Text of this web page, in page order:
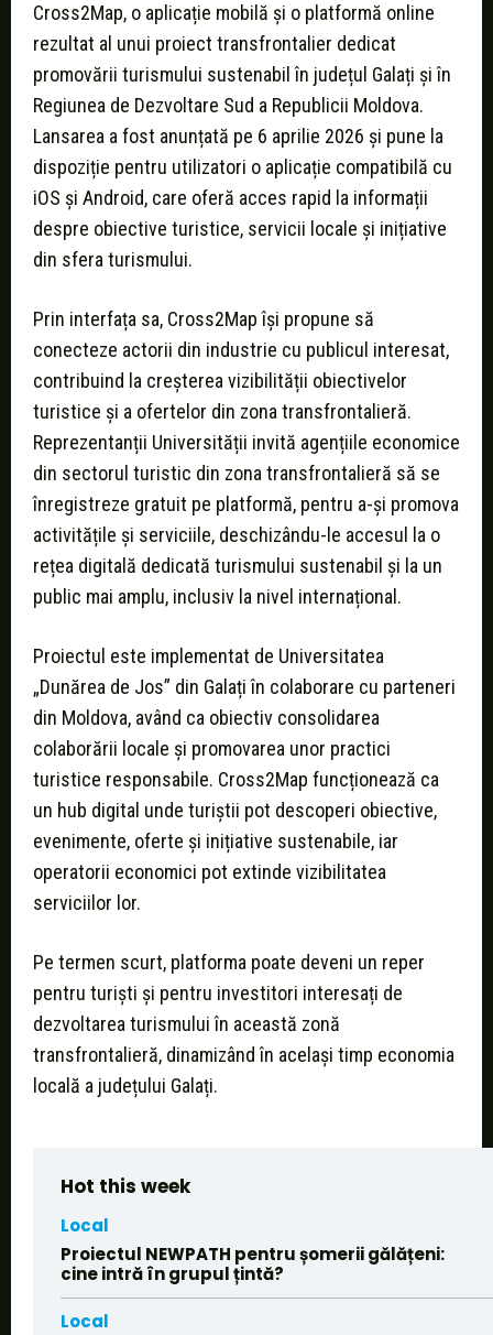
Cross2Map, o aplicație mobilă și o platformă online
rezultat al unui proiect transfrontalier dedicat
promovării turismului sustenabil în județul Galați și în
Regiunea de Dezvoltare Sud a Republicii Moldova.
Lansarea a fost anunțată pe 6 aprilie 2026 și pune la
dispoziție pentru utilizatori o aplicație compatibilă cu
iOS și Android, care oferă acces rapid la informații
despre obiective turistice, servicii locale și inițiative
din sfera turismului.
Prin interfața sa, Cross2Map își propune să
conecteze actorii din industrie cu publicul interesat,
contribuind la creșterea vizibilității obiectivelor
turistice și a ofertelor din zona transfrontalieră.
Reprezentanții Universității invită agențiile economice
din sectorul turistic din zona transfrontalieră să se
înregistreze gratuit pe platformă, pentru a-și promova
activitățile și serviciile, deschizându-le accesul la o
rețea digitală dedicată turismului sustenabil și la un
public mai amplu, inclusiv la nivel internațional.
Proiectul este implementat de Universitatea
„Dunărea de Jos” din Galați în colaborare cu parteneri
din Moldova, având ca obiectiv consolidarea
colaborării locale și promovarea unor practici
turistice responsabile. Cross2Map funcționează ca
un hub digital unde turiștii pot descoperi obiective,
evenimente, oferte și inițiative sustenabile, iar
operatorii economici pot extinde vizibilitatea
serviciilor lor.
Pe termen scurt, platforma poate deveni un reper
pentru turiști și pentru investitori interesați de
dezvoltarea turismului în această zonă
transfrontalieră, dinamizând în același timp economia
locală a județului Galați.
Hot this week
Local
Proiectul NEWPATH pentru șomerii gălățeni:
cine intră în grupul țintă?
Local